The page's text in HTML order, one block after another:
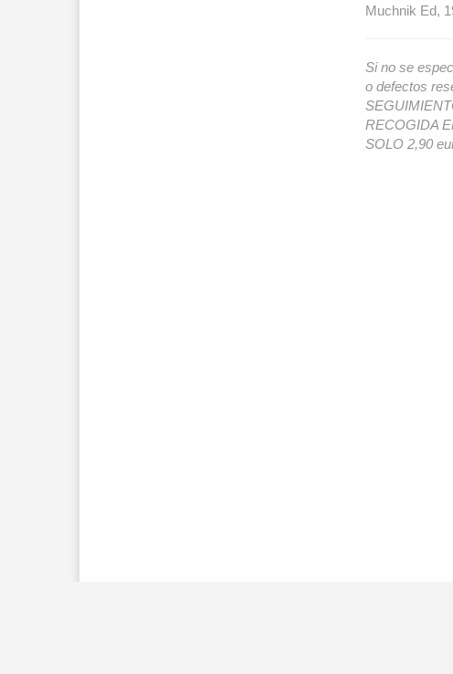
Muchnik Ed,
Si no se
o defectos
RECOGIDA
SOLO 2,90